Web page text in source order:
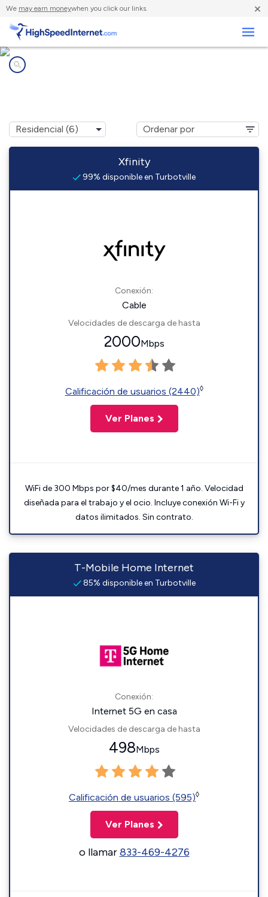
We may earn moneywhen you click our links. ×
Xfinity
99% disponible en Turbotville
Conexión:
Cable
Velocidades de descarga de hasta
2000Mbps
Calificación de usuarios (2440)◊
Ver Planes
WiFi de 300 Mbps por $40/mes durante 1 año. Velocidad
diseñada para el trabajo y el ocio. Incluye conexión Wi-Fi y
datos ilimitados. Sin contrato.
T-Mobile Home Internet
85% disponible en Turbotville
Conexión:
Internet 5G en casa
Velocidades de descarga de hasta
498Mbps
Calificación de usuarios (595)◊
Ver Planes
o llamar833-469-4276